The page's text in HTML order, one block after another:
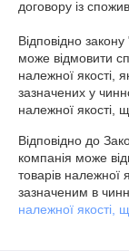
договору із
Відповідно
може відмовити
належної якості,
зазначених у
належної якості,
Відповідно до
компанія може
товарів належної
зазначеним в
належної якості,